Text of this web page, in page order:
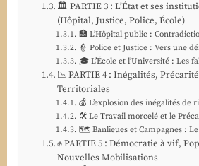
🏛️ PARTIE 3 : L’État et ses
(Hôpital, Justice, Police, École)
🏥 L’Hôpital public :
👮 Police et Justice : Vers une
🎓 L’École et l’Université : Les
📉 PARTIE 4 : Inégalités,
Territoriales
💰 L’explosion des inégalités de
🛠️ Le Travail morcelé et le
🗺️ Banlieues et Campagnes : Le
✊ PARTIE 5 : Démocratie à vif,
Nouvelles Mobilisations